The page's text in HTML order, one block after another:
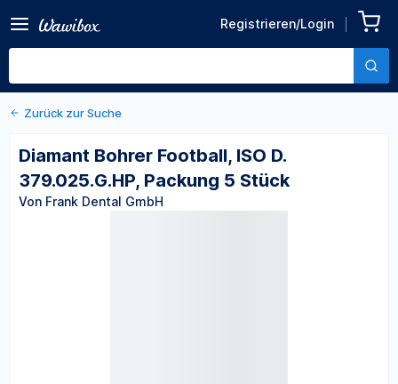
Registrieren/Login
ISO D. 379.025.G.HP,
Packung 5 Stück
Von Frank Dental GmbH
Zurück zu den Produktdetails
Zurück zur Suche
Diamant Bohrer Football, ISO D.
379.025.G.HP, Packung 5 Stück
Von Frank Dental GmbH